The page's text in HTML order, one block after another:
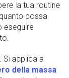
la tua routine
possa
eseguire
Si applica a
della massa